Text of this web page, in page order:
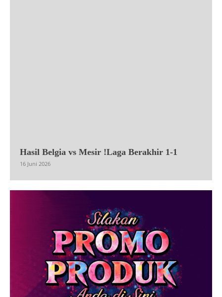
Hasil Belgia vs Mesir !Laga Berakhir 1-1
16 Juni 2026